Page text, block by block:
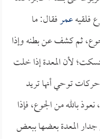
فلقيهعمرفقال: ما
ثم كشف عن بطنه وإذا
لأن المعدة إذا خلت
توحي أنها تريد
بالله من الجوع، فإذا
المعدة بعضها ببعض